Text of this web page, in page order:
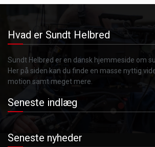
Hvad er Sundt Helbred
Sundt Helbred er en dansk hjemmeside om
Her på siden kan du finde en masse nyttig
motion samt meget mere.
Seneste indlæg
Seneste nyheder